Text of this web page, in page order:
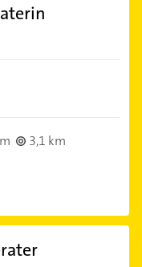
3,1 km